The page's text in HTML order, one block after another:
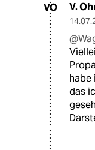
VO V.
habe
das